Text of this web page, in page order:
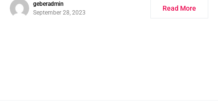
geberadmin
September 28, 2023
Read More